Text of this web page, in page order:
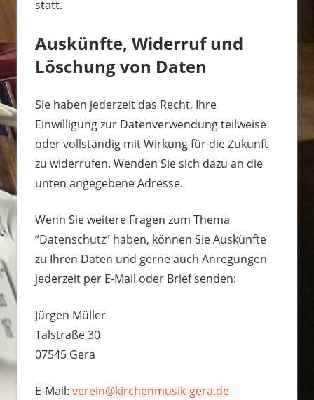
statt.
Auskünfte, Widerruf und
Löschung von Daten
Sie haben jederzeit das Recht, Ihre
Einwilligung zur Datenverwendung teilweise
oder vollständig mit Wirkung für die Zukunft
zu widerrufen. Wenden Sie sich dazu an die
unten angegebene Adresse.
Wenn Sie weitere Fragen zum Thema
“Datenschutz” haben, können Sie Auskünfte
zu Ihren Daten und gerne auch Anregungen
jederzeit per E-Mail oder Brief senden:
Jürgen Müller
Talstraße 30
07545 Gera
E-Mail: verein@kirchenmusik-gera.de